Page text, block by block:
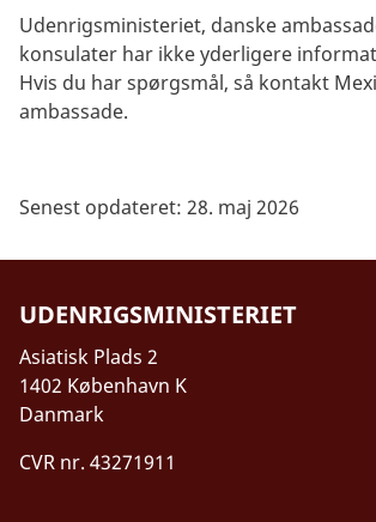
Udenrigsministeriet, danske
konsulater har ikke yderligere
Hvis du har spørgsmål, så kontakt
ambassade.
Senest opdateret: 28. maj 2026
UDENRIGSMINISTERIET
Asiatisk Plads 2
1402 København K
Danmark
CVR nr. 43271911